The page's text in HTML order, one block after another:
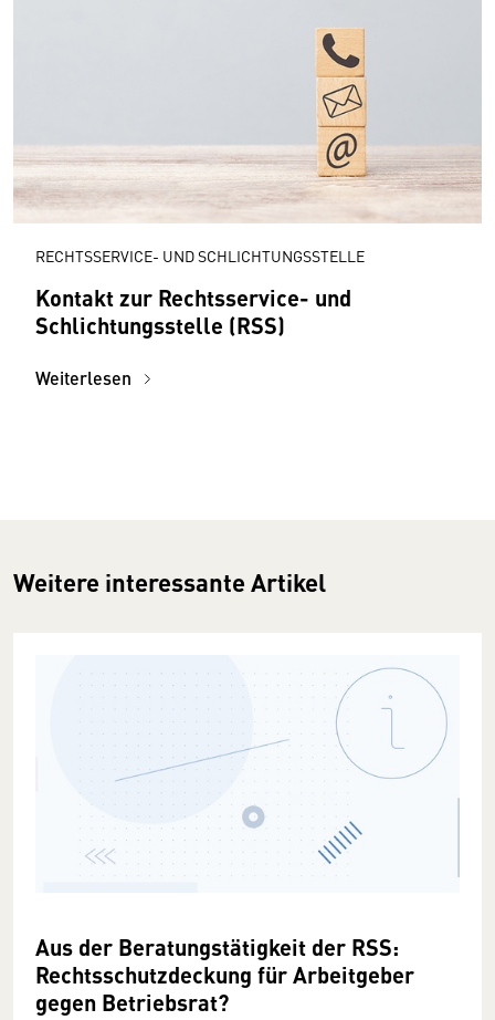
RECHTSSERVICE- UND SCHLICHTUNGSSTELLE
Kontakt zur Rechtsservice- und
Schlichtungsstelle (RSS)
Weiterlesen
Weitere interessante Artikel
Aus der Beratungstätigkeit der RSS:
Rechtsschutzdeckung für Arbeitgeber
gegen Betriebsrat?